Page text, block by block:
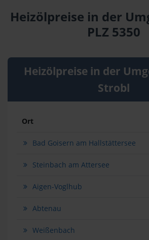
Heizölpreise in der
PLZ 5350
Heizölpreise in der
Strobl
Ort
Bad Goisern am Hallstättersee
Steinbach am Attersee
Aigen-Voglhub
Abtenau
Weißenbach